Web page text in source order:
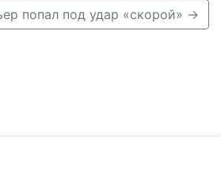
попал под удар «скорой» →